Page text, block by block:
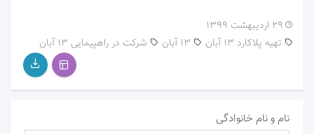
۲۹ اردیبهشت ۱۳۹۹
13 آبان
تهیه پلاکارد 13 آبان شرکت در راهپیمایی 13 آبان
نام و نام خانوادگی